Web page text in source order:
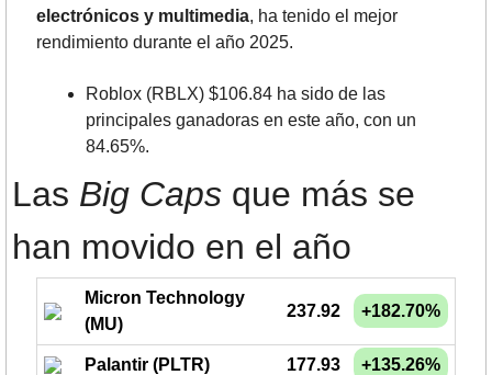
electrónicos y multimedia, ha tenido el mejor
rendimiento durante el año 2025.
Roblox (RBLX) $106.84 ha sido de las
principales ganadoras en este año, con un
84.65%.
Las Big Caps que más se
han movido en el año
Micron Technology
(MU)
237.92 +182.70%
Palantir (PLTR) 177.93 +135.26%